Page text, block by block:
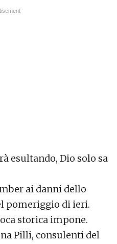
esultando, Dio solo sa
ai danni dello
pomeriggio di ieri.
storica impone.
Pilli, consulenti del